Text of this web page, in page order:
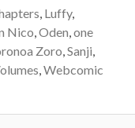
Luffy,
Nico Oden one
Zoro Sanji
Webcomic